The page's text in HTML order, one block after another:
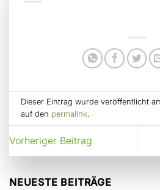
Dieser Eintrag wurde veröffentlicht
auf den permalink.
Vorheriger Beitrag
NEUESTE BEITRÄGE